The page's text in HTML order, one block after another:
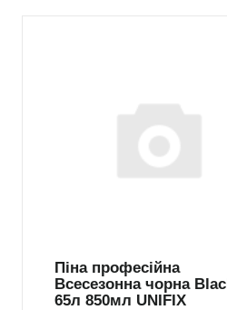
Піна професійна
Всесезонна чорна
65л 850мл UNIFIX